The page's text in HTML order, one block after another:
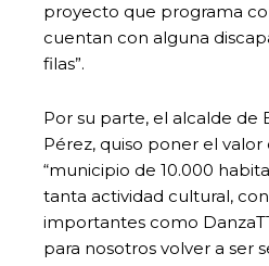
proyecto que programa
cuentan con alguna
filas”.
Por su parte, el alcalde de
Pérez, quiso poner el
“municipio de 10.000
tanta actividad cultural,
importantes como
para nosotros volver a ser